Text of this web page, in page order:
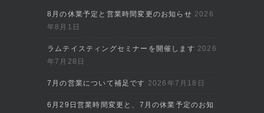
8月の休業予定と営業時間変更のお知らせ 2026
年8月1日
ラムテイスティングセミナーを開催します 2026
年7月28日
7月の営業について補足です 2026年7月18日
6月29日営業時間変更と、7月の休業予定のお知